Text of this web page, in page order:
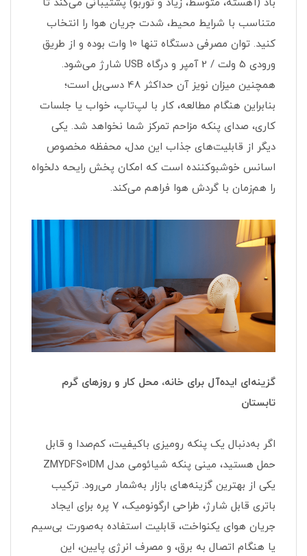
باد (آهسته، متوسط، زیاد و توربو) پشتیبانی می‌کند تا
متناسب با شرایط محیط، شدت جریان هوا را انتخاب
کنید. توان مصرفی دستگاه تنها 10 وات بوده و از طریق
ورودی 5 ولت / 2 آمپر و درگاه USB شارژ می‌شود.
همچنین میزان نویز آن حداکثر 48 دسی‌بل است؛
بنابراین هنگام مطالعه، کار با لپ‌تاپ، خواب یا جلسات
کاری، صدای پنکه مزاحم تمرکز شما نخواهد شد. یکی
دیگر از قابلیت‌های جذاب این مدل، محفظه مخصوص
اسانس خوشبوکننده است که امکان پخش رایحه دلخواه
را هم‌زمان با گردش هوا فراهم می‌کند.
گزینه‌ای ایده‌آل برای خانه، محل کار و روزهای گرم
تابستان
اگر به‌دنبال یک پنکه رومیزی باکیفیت، کم‌صدا و قابل
حمل هستید، مینی پنکه شیائومی مدل ZMYDFS01DM
یکی از بهترین گزینه‌های بازار به‌شمار می‌رود. ترکیب
باتری قابل شارژ، طراحی ارگونومیک، ۷ پره برای ایجاد
جریان هوای یکنواخت، قابلیت استفاده به‌صورت بی‌سیم
یا هنگام اتصال به برق، و مصرف انرژی پایین، این